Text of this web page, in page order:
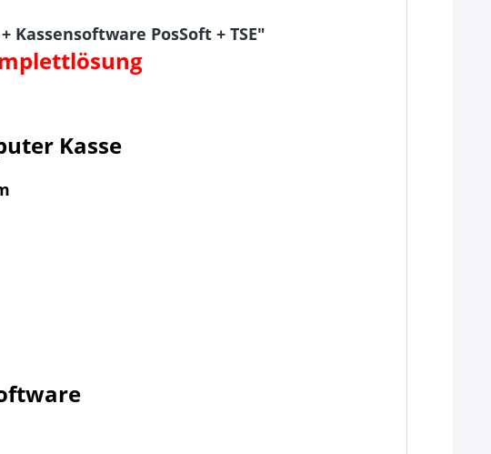
PosSoft + TSE"
Kasse